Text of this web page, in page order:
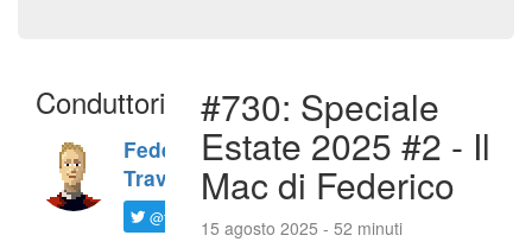
Conduttori
Federico
Travaini
@ftrava
#730: Speciale
Estate 2025 #2 - Il
Mac di Federico
15 agosto 2025 - 52 minuti